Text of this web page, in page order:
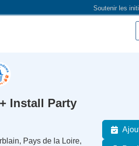
Soutenir les
Install Party
Pays de la Loire,